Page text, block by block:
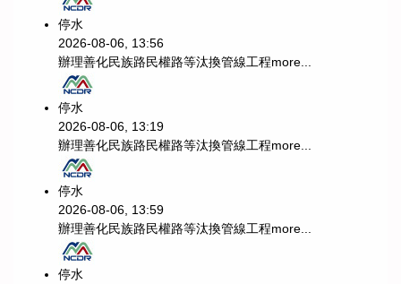
停水
2026-08-06, 13:56
辦理善化民族路民權路等汰換管線工程more...
停水
2026-08-06, 13:19
辦理善化民族路民權路等汰換管線工程more...
停水
2026-08-06, 13:59
辦理善化民族路民權路等汰換管線工程more...
停水